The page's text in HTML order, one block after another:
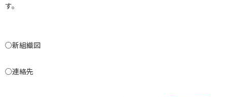
す。
○新組織図
○連絡先